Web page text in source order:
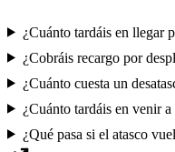
¿Cuánto tardáis en llegar
¿Cobráis recargo por
¿Cuánto cuesta un
¿Cuánto tardáis en venir a
¿Qué pasa si el atasco